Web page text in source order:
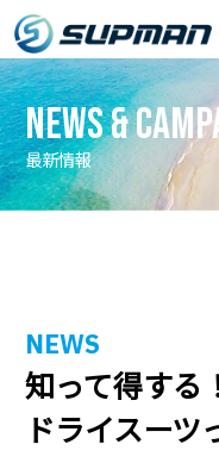
スタッフ
News &
最新情報
NEWS
知って得する
ドライスーツ